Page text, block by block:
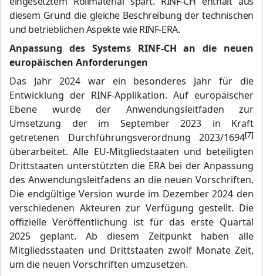
diesem Grund die gleiche Beschreibung der technischen
und betrieblichen Aspekte wie RINF-ERA.
Anpassung des Systems RINF-CH an die neuen
europäischen Anforderungen
Das Jahr 2024 war ein besonderes Jahr für die
Entwicklung der RINF-Applikation. Auf europäischer
Ebene wurde der Anwendungsleitfaden zur
Umsetzung der im September 2023 in Kraft
getretenen Durchführungsverordnung 2023/1694[7]
überarbeitet. Alle EU-Mitgliedstaaten und beteiligten
Drittstaaten unterstützten die ERA bei der Anpassung
des Anwendungsleitfadens an die neuen Vorschriften.
Die endgültige Version wurde im Dezember 2024 den
verschiedenen Akteuren zur Verfügung gestellt. Die
offizielle Veröffentlichung ist für das erste Quartal
2025 geplant. Ab diesem Zeitpunkt haben alle
Mitgliedsstaaten und Drittstaaten zwölf Monate Zeit,
um die neuen Vorschriften umzusetzen.